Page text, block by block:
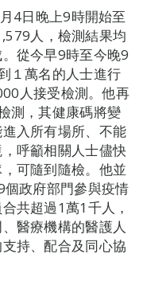
4日晚上9時開始至
人，檢測結果均
從今早9時至今晚9
１萬名的人士進行
人接受檢測。他再
測，其健康碼將變
入所有場所、不能
呼籲相關人士儘快
可隨到隨檢。他並
政府部門參與疫情
共超過1萬1千人，
醫療機構的醫護人
持、配合及同心協